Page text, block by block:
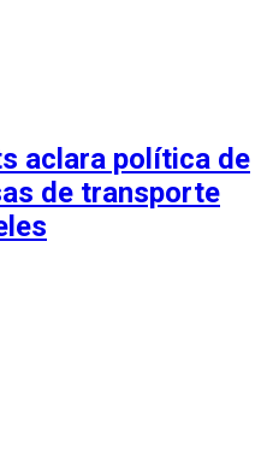
aclara política de
de transporte